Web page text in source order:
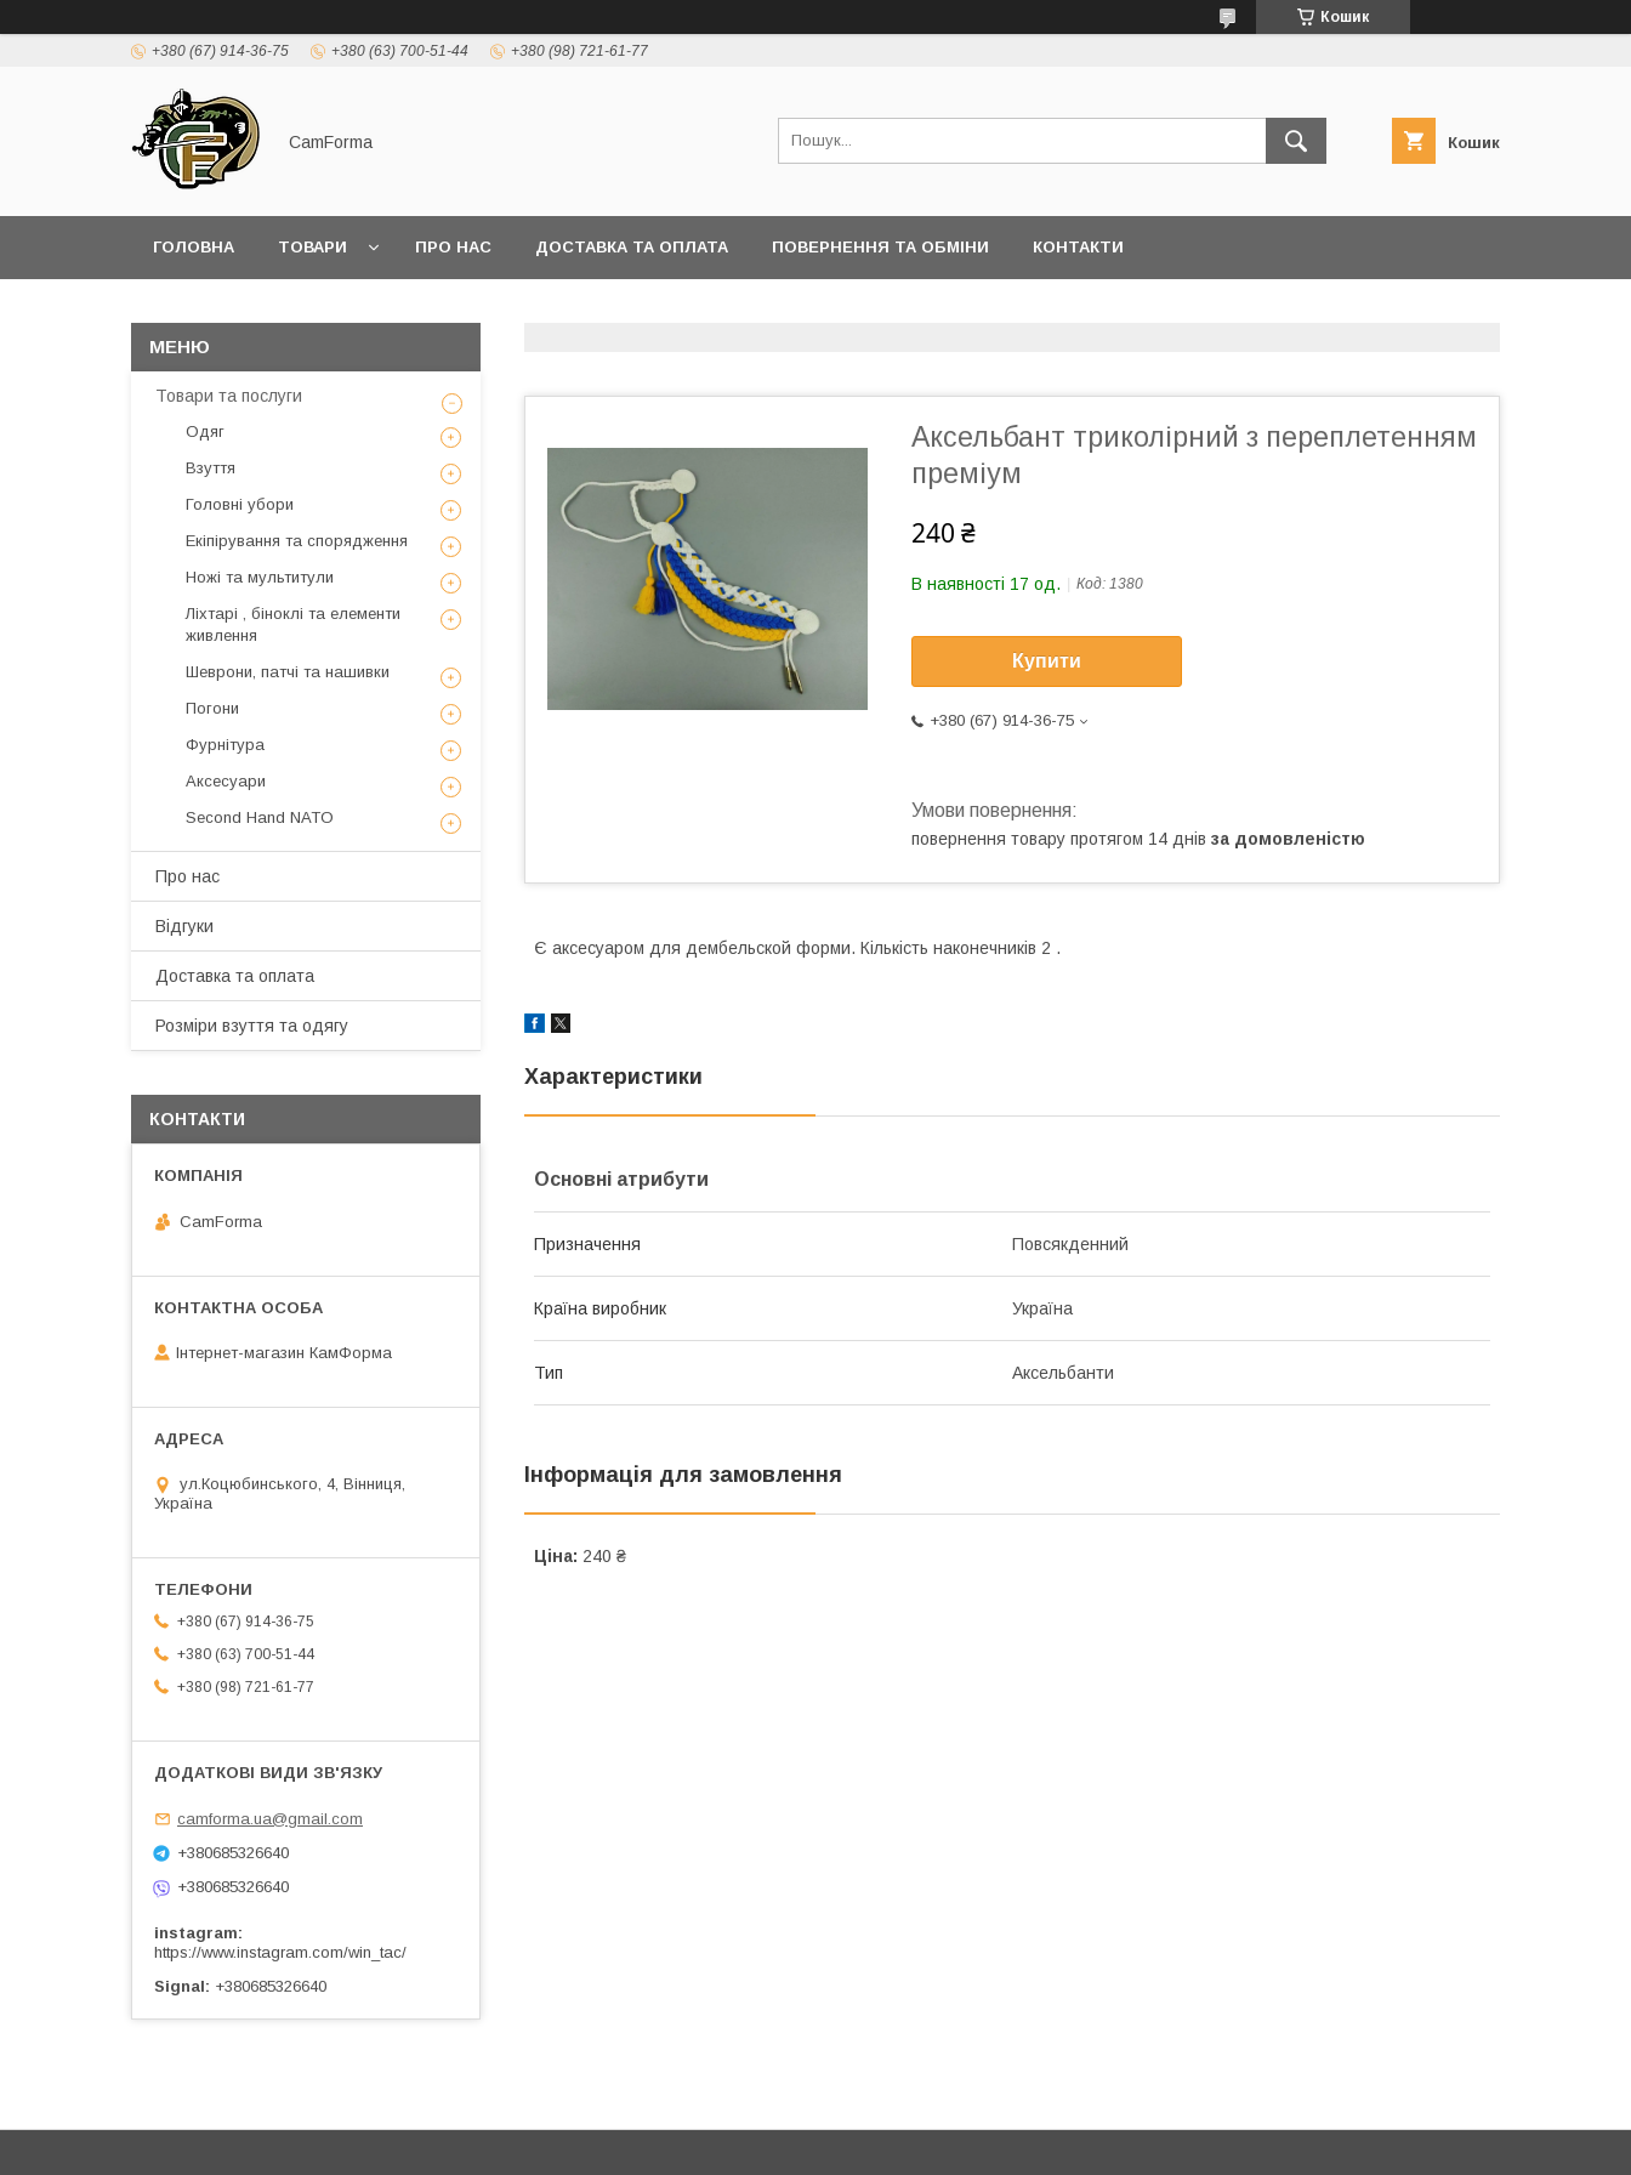
Кошик
+380 (67) 914-36-75 +380 (63) 700-51-44 +380 (98) 721-61-77
CamForma Кошик
ГОЛОВНА ТОВАРИ ПРО НАС ДОСТАВКА ТА ОПЛАТА ПОВЕРНЕННЯ ТА ОБМІНИ КОНТАКТИ
Аксельбант триколірний з переплетенням
преміум
240 ₴
В наявності 17 од. Код: 1380
Купити
+380 (67) 914-36-75
повернення товару протягом 14 днів за домовленістю
Є аксесуаром для дембельской форми. Кількість наконечників 2 .
Характеристики
Основні атрибути
Призначення Повсякденний
Країна виробник Україна
Тип Аксельбанти
Інформація для замовлення
Ціна: 240 ₴
Товари та послуги
Одяг
Взуття
Головні убори
Екіпірування та спорядження
Ножі та мультитули
Ліхтарі , біноклі та елементи
живлення
Шеврони, патчі та нашивки
Погони
Фурнітура
Аксесуари
Second Hand NATO
Про нас
Відгуки
Доставка та оплата
Розміри взуття та одягу
КОНТАКТИ
CamForma
Інтернет-магазин КамФорма
ул.Коцюбинського, 4, Вінниця,
Україна
+380 (67) 914-36-75
+380 (63) 700-51-44
+380 (98) 721-61-77
camforma.ua@gmail.com
+380685326640
+380685326640
instagram
https://www.instagram.com/win_tac/
Signal
+380685326640